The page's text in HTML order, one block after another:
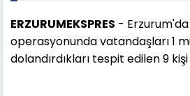
ERZURUMEKSPRES - Erzurum'da
operasyonunda vatandaşları 1
dolandırdıkları tespit edilen 9 kişi